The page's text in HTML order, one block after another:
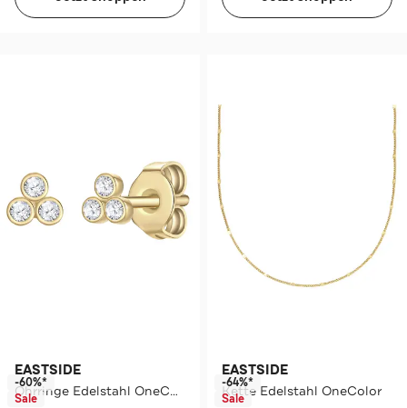
EASTSIDE
Ohrringe Edelstahl OneColor
-60%*
Sale
EASTSIDE
Kette Edelstahl OneColor
-64%*
Sale